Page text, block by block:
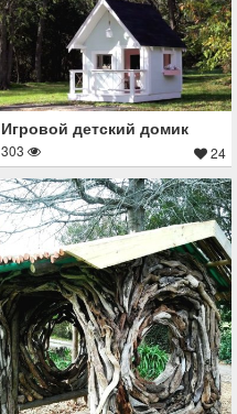
Игровой детский домик
303 24